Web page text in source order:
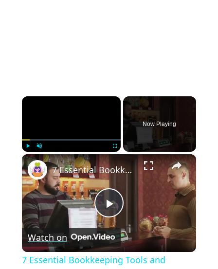
×
Play Unmute
Now Playing
×
Play
Video
7 Essential Bookkeeping Tools and Software for Small Businesses
Watch on
7 Essential Bookkeeping Tools and